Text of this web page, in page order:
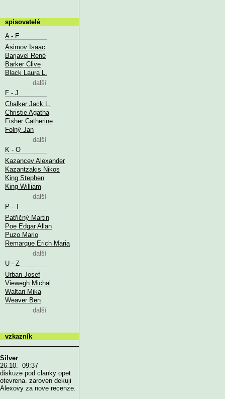
spisovatelé
A - E
Asimov Isaac
Barjavel René
Barker Clive
Black Laura L.
další
F - J
Chalker Jack L.
Christie Agatha
Fisher Catherine
Folný Jan
další
K - O
Kazancev Alexander
Kazantzakis Nikos
King Stephen
King William
další
P - T
Patřičný Martin
Poe Edgar Allan
Puzo Mario
Remarque Erich Maria
další
U - Z
Urban Josef
Viewegh Michal
Waltari Mika
Weaver Ben
další
vzkazník
Silver
26.10. 09:37
diskuze pod clanky opet
otevrena. zaroven dekuji
Alexovy za nove recenze.